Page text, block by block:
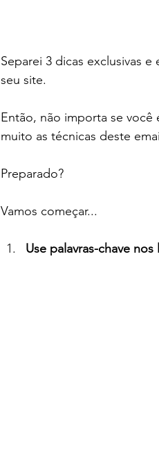
Separei 3 dicas exclusivas
seu site.
Então, não importa se
muito as técnicas deste
Preparado?
Vamos começar...
Use palavras-chave